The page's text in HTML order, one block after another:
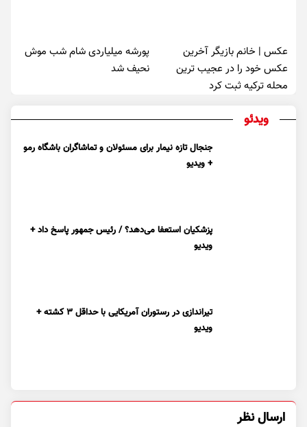
عکس | خانم بازیگر آخرین
عکس خود را در عجیب ترین
محله ترکیه ثبت کرد
پورشه میلیاردی شام شب موش‌
نحیف شد
ویدئو
جنجال تازه نیمار برای مسئولان و تماشاگران باشگاه رمو
+ ویدیو
پزشکیان استعفا می‌دهد؟ / رئیس جمهور پاسخ داد +
ویدیو
تیراندازی در رستوران آمریکایی با حداقل ۳ کشته +
ویدیو
ارسال نظر